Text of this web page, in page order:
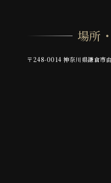
場所
〒248-0014 神奈川県鎌倉市